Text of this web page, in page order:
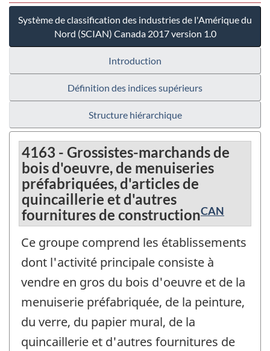
Système de classification des industries de l'Amérique du
Nord (SCIAN) Canada 2017 version 1.0
Introduction
Définition des indices supérieurs
Structure hiérarchique
4163 - Grossistes-marchands de
bois d'oeuvre, de menuiseries
préfabriquées, d'articles de
quincaillerie et d'autres
fournitures de constructionCAN
Ce groupe comprend les établissements
dont l'activité principale consiste à
vendre en gros du bois d'oeuvre et de la
menuiserie préfabriquée, de la peinture,
du verre, du papier mural, de la
quincaillerie et d'autres fournitures de